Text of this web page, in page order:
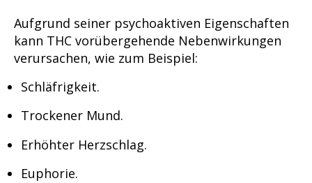
Aufgrund seiner psychoaktiven Eigenschaften
kann THC vorübergehende Nebenwirkungen
verursachen, wie zum Beispiel:
Schläfrigkeit.
Trockener Mund.
Erhöhter Herzschlag.
Euphorie.